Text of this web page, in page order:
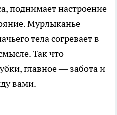
поднимает настроение
Мурлыканье
тела согревает в
Так что
главное — забота и
вами.